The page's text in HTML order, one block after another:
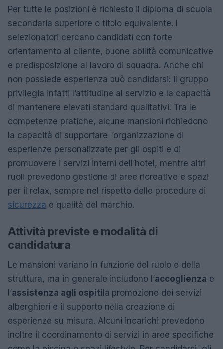
Per tutte le posizioni è richiesto il diploma di scuola
secondaria superiore o titolo equivalente. I
selezionatori cercano candidati con forte
orientamento al cliente, buone abilità comunicative
e predisposizione al lavoro di squadra. Anche chi
non possiede esperienza può candidarsi: il gruppo
privilegia infatti l’attitudine al servizio e la capacità
di mantenere elevati standard qualitativi. Tra le
competenze pratiche, alcune mansioni richiedono
la capacità di supportare l’organizzazione di
esperienze personalizzate per gli ospiti e di
promuovere i servizi interni dell’hotel, mentre altri
ruoli prevedono gestione di aree ricreative e spazi
per il relax, sempre nel rispetto delle procedure di
sicurezza e qualità del marchio.
Attività previste e modalità di
candidatura
Le mansioni variano in funzione del ruolo e della
struttura, ma in generale includono l’accoglienza e
l’assistenza agli ospiti la promozione dei servizi
alberghieri e il supporto nella creazione di
esperienze su misura. Alcuni incarichi prevedono
inoltre il coordinamento di servizi in aree specifiche